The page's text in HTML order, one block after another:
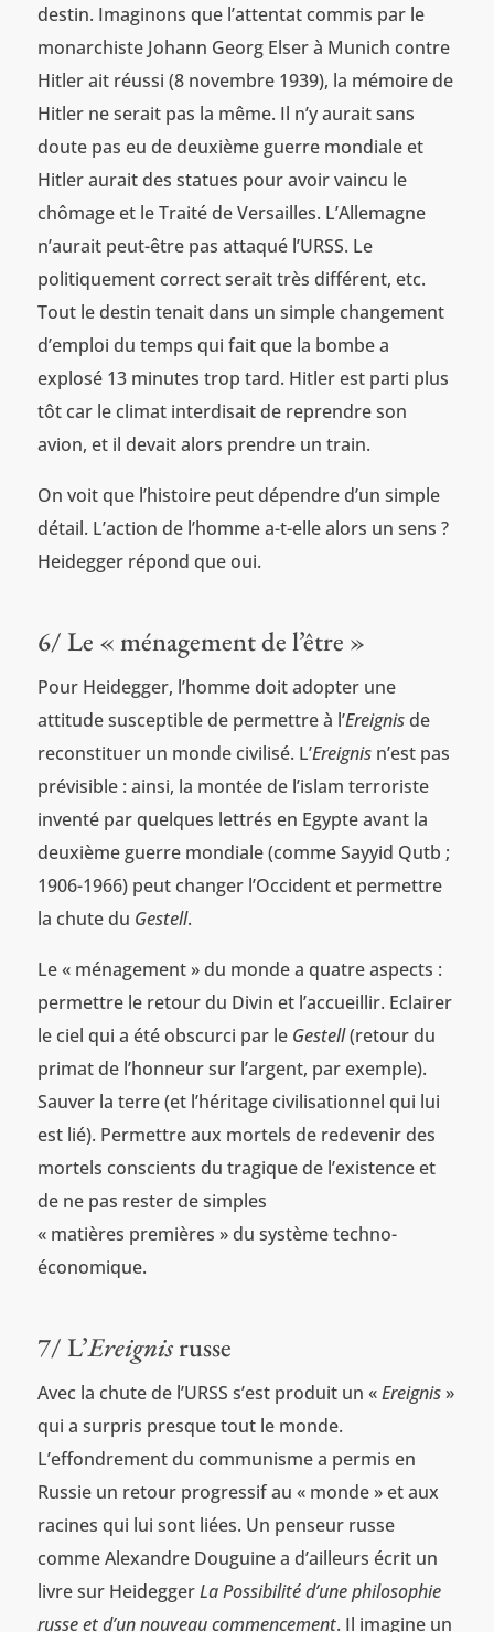
destin. Imaginons que l’attentat commis par le
monarchiste Johann Georg Elser à Munich contre
Hitler ait réussi (8 novembre 1939), la mémoire de
Hitler ne serait pas la même. Il n’y aurait sans
doute pas eu de deuxième guerre mondiale et
Hitler aurait des statues pour avoir vaincu le
chômage et le Traité de Versailles. L’Allemagne
n’aurait peut-être pas attaqué l’URSS. Le
politiquement correct serait très différent, etc.
Tout le destin tenait dans un simple changement
d’emploi du temps qui fait que la bombe a
explosé 13 minutes trop tard. Hitler est parti plus
tôt car le climat interdisait de reprendre son
avion, et il devait alors prendre un train.
On voit que l’histoire peut dépendre d’un simple
détail. L’action de l’homme a-t-elle alors un sens ?
Heidegger répond que oui.
6/ Le « ménagement de l’être »
Pour Heidegger, l’homme doit adopter une
attitude susceptible de permettre à l’Ereignisde
reconstituer un monde civilisé. L’Ereignisn’est pas
prévisible : ainsi, la montée de l’islam terroriste
inventé par quelques lettrés en Egypte avant la
deuxième guerre mondiale (comme Sayyid Qutb ;
1906-1966) peut changer l’Occident et permettre
la chute du Gestell.
Le « ménagement » du monde a quatre aspects :
permettre le retour du Divin et l’accueillir. Eclairer
le ciel qui a été obscurci par le Gestell(retour du
primat de l’honneur sur l’argent, par exemple).
Sauver la terre (et l’héritage civilisationnel qui lui
est lié). Permettre aux mortels de redevenir des
mortels conscients du tragique de l’existence et
de ne pas rester de simples
« matières premières » du système techno-
économique.
7/ L’Ereignisrusse
Avec la chute de l’URSS s’est produit un «Ereignis»
qui a surpris presque tout le monde.
L’effondrement du communisme a permis en
Russie un retour progressif au « monde » et aux
racines qui lui sont liées. Un penseur russe
comme Alexandre Douguine a d’ailleurs écrit un
livre sur HeideggerLa Possibilité d’une philosophie
russe et d’un nouveau commencement. Il imagine un